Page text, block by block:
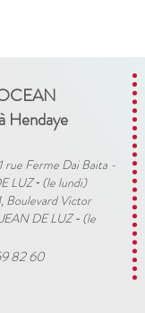
Hendaye​
rue Ferme Dai Baita -
LUZ​ - (le lundi)
Boulevard Victor
DE LUZ- (le
82 60